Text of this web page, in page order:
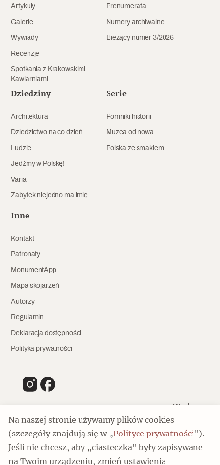
Na naszej stronie używamy plików cookies
(szczegóły znajdują się w „Polityce prywatności").
Jeśli nie chcesz, aby „ciasteczka" były zapisywane
na Twoim urządzeniu, zmień ustawienia
Artykuły
Galerie
Wywiady
Recenzje
Spotkania z Krakowskimi
Kawiarniami
Prenumerata
Numery archiwalne
Bieżący numer 3/2026
Dziedziny
Architektura
Dziedzictwo na co dzień
Ludzie
Jedźmy w Polskę!
Varia
Zabytek niejedno ma imię
Serie
Pomniki historii
Muzea od nowa
Polska ze smakiem
Inne
Kontakt
Patronaty
MonumentApp
Mapa skojarzeń
Autorzy
Regulamin
Deklaracja dostępności
Polityka prywatności
Wydawca
00-805 Warszawa
ul. Chmielna 132/134
Dofinansowano ze środków Ministra Kultury i Dziedzictwa